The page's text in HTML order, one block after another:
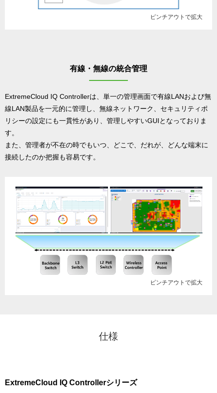
ピンチアウトで拡大
有線・無線の統合管理
ExtremeCloud IQ Controllerは、単一の管理画面で有線LANおよび無
線LAN製品を一元的に管理し、無線ネットワーク、セキュリティポ
リシーの設定にも一貫性があり、管理しやすいGUIとなっておりま
す。
また、管理者が不在の時でもいつ、どこで、だれが、どんな端末に
接続したのか把握も容易です。
ピンチアウトで拡大
仕様
ExtremeCloud IQ Controllerシリーズ